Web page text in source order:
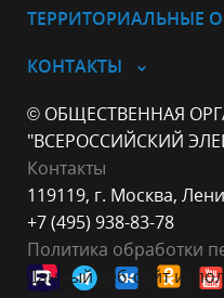
ТЕРРИТОРИАЛЬНЫЕ
КОНТАКТЫ
© ОБЩЕСТВЕННАЯ
"ВСЕРОССИЙСКИЙ
Контакты
119119, г. Москва,
+7 (495) 938-83-78
Политика обработки
Данный веб-сайт